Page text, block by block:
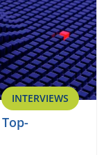
INTERVIEWS